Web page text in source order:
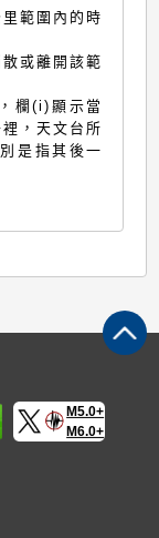
範圍內的時
或離開該範
欄(i)顯示當
，天文台所
是指其後一
M5.0+
M6.0+